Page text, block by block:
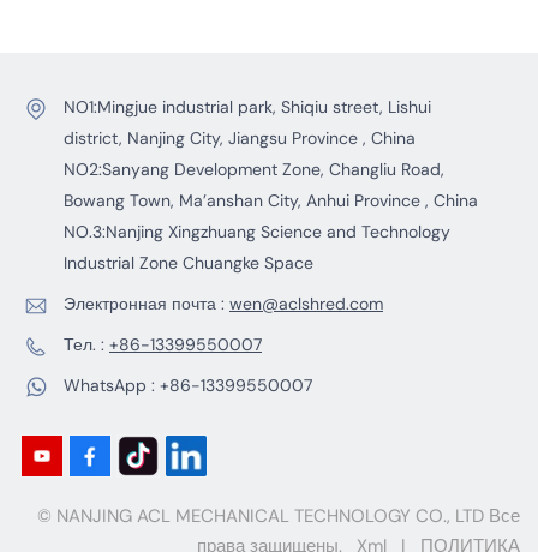
NO1:Mingjue industrial park, Shiqiu street, Lishui
district, Nanjing City, Jiangsu Province , China
NO2:Sanyang Development Zone, Changliu Road,
Bowang Town, Ma’anshan City, Anhui Province , China
NO.3:Nanjing Xingzhuang Science and Technology
Industrial Zone Chuangke Space
Электронная почта : wen@aclshred.com
Тел. : +86-13399550007
WhatsApp : +86-13399550007
© NANJING ACL MECHANICAL TECHNOLOGY CO., LTD Все
права защищены.
Xml |
ПОЛИТИКА